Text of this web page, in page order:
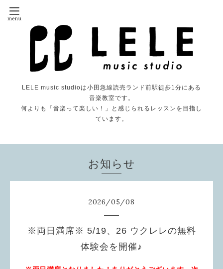
LELE music studioは小田急線読売ランド前駅徒歩1分にある
音楽教室です。
何よりも「音楽って楽しい！」と感じられるレッスンを目指し
ています。
お知らせ
2026/05/08
※両日満席※ 5/19、26 ウクレレの無料
体験会を開催♪